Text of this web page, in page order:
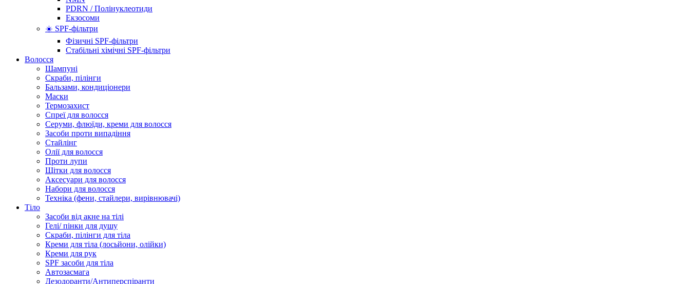
PDRN / Полінуклеотиди
Екзосоми
☀️ SPF-фільтри
Фізичні SPF-фільтри
Стабільні хімічні SPF-фільтри
Волосся
Шампуні
Скраби, пілінги
Бальзами, кондиціонери
Маски
Термозахист
Спреї для волосся
Серуми, флюїди, креми для волосся
Засоби проти випадіння
Стайлінг
Олії для волосся
Проти лупи
Щітки для волосся
Аксесуари для волосся
Набори для волосся
Техніка (фени, стайлери, вирівнювачі)
Тіло
Засоби від акне на тілі
Гелі/ пінки для душу
Скраби, пілінги для тіла
Креми для тіла (лосьйони, олійки)
Креми для рук
SPF засоби для тіла
Автозасмага
Дезодоранти/Антиперспіранти